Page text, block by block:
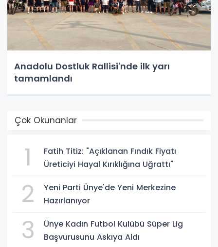
Anadolu Dostluk Rallisi'nde ilk yarı
tamamlandı
Çok Okunanlar
1
Fatih Titiz: "Açıklanan Fındık Fiyatı
Üreticiyi Hayal Kırıklığına Uğrattı"
2
Yeni Parti Ünye'de Yeni Merkezine
Hazırlanıyor
3
Ünye Kadın Futbol Kulübü Süper Lig
Başvurusunu Askıya Aldı